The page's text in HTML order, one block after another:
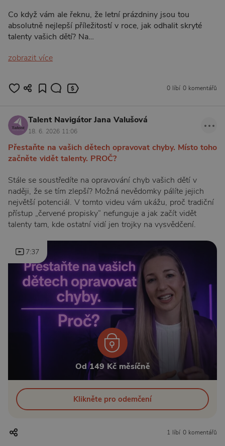
Co když vám ale řeknu, že letní prázdniny jsou tou
absolutně nejlepší příležitostí v roce, jak odhalit skryté
talenty vašich dětí? Na…
zobrazit více
0 líbí 0 komentářů
Talent Navigátor Jana Valušová
18. 6. 2026 11:06
Přestaňte na vašich dětech opravovat chyby. Místo toho
začněte vidět talenty. PROČ?
Stále se soustředíte na opravování chyb vašich dětí v
naději, že se tím zlepší? Možná nevědomky pálíte jejich
největší potenciál. V tomto videu vám ukážu, proč tradiční
přístup „červené propisky“ nefunguje a jak začít vidět
talenty tam, kde ostatní vidí jen trojky na vysvědčení.
7:37
Od 149 Kč měsíčně
Klikněte pro odemčení
1 líbí 0 komentářů